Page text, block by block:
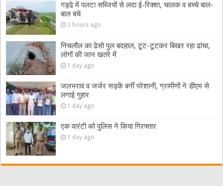
गड्ढे में पलटा सब्जियों से लदा ई-रिक्शा, चालक व बच्चे बाल-
बाल बचे
3 hours ago
निचलौल का ढेसो पुल बदहाल, टूट-टूटकर बिखर रहा ढांचा,
लोगों की जान खतरे में
1 day ago
जलभराव व जर्जर सड़कें बनीं परेशानी, ग्रामीणों ने डीएम से
लगाई गुहार
1 day ago
एक वारंटी को पुलिस ने किया गिरफ्तार
1 day ago